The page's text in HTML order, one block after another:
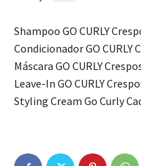
Shampoo GO CURLY
Condicionador GO CURLY
Máscara GO CURLY
Leave-In GO CURLY
Styling Cream Go Curly